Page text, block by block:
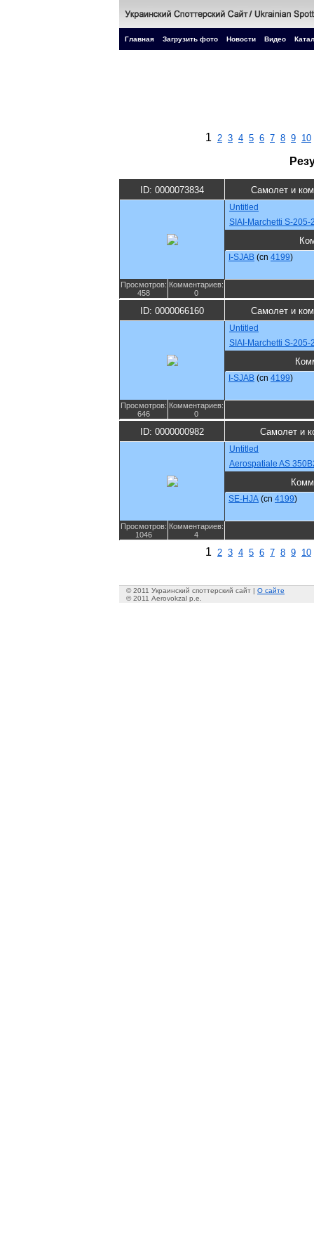
Главная Загрузить фото Новости Видео
1 2 3 4 5 6 7 8 9 10
ID: 0000073834 Самолет и
Untitled
SIAI-Marchetti S-205-
I-SJAB (cn 4199)
Просмотров:
458
Комментариев:
0
ID: 0000066160 Самолет и
Untitled
SIAI-Marchetti S-205-
I-SJAB (cn 4199)
Просмотров:
646
Комментариев:
0
ID: 0000000982 Самолет и
Untitled
Aerospatiale AS
SE-HJA (cn 4199)
Просмотров:
1046
Комментариев:
4
1 2 3 4 5 6 7 8 9 10
© 2011 Украинский споттерский сайт | О сайте
© 2011 Aerovokzal p.e.